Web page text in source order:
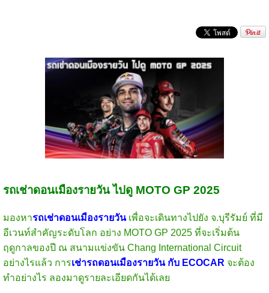
รถเช่าดอนเมืองรายวัน ไปดู MOTO GP 2025
มองหารถเช่าดอนเมืองรายวันเพื่อจะเดินทางไปยัง จ.บุรีรัมย์ ที่มี
อีเวนท์สำคัญระดับโลก อย่าง MOTO GP 2025 ที่จะเริ่มต้น
ฤดูกาลของปี ณ สนามแข่งขัน Chang International Circuit
อย่างไรแล้ว การเช่ารถดอนเมืองรายวัน กับ ECOCAR จะต้อง
ทำอย่างไร ลองมาดูรายละเอียดกันได้เลย